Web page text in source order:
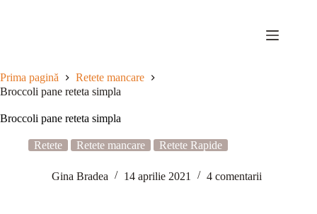
Prima pagină
Retete mancare
Broccoli pane reteta simpla
Broccoli pane reteta simpla
Retete Retete mancare Retete Rapide
Gina Bradea 14 aprilie 2021 4 comentarii